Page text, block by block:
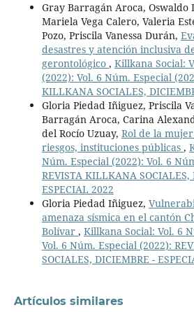
Gray Barragán Aroca, Oswaldo
Mariela Vega Calero, Valeria
Pozo, Priscila Vanessa Durán,
desastres y atención inclusiva
gerontológico , Killkana Social:
(2022): Vol. 6 Núm. Especial
KILLKANA SOCIALES,
Gloria Piedad Iñiguez, Priscila
Barragán Aroca, Carina
del Rocío Uzuay, Rol de la
riesgos, instituciones públicas ,
Núm. Especial (2022): Vol. 6
REVISTA KILLKANA SOCIALES,
ESPECIAL 2022
Gloria Piedad Iñiguez,
amenaza sísmica en el cantón
Bolívar , Killkana Social: Vol. 6
Vol. 6 Núm. Especial (2022):
SOCIALES, DICIEMBRE -
Artículos similares